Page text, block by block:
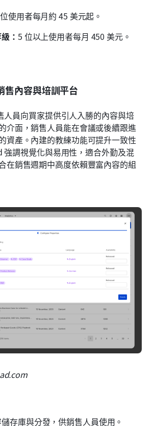
使用者每月約 45 美元起。
： 5 位以上使用者每月 450 美元。
內容與培訓平台
員向買家提供引人入勝的內容與培
介面，銷售人員能在會議或後續跟進
資產。內建的教練功能可提升一致性
調視覺化與易用性，適合外勤及混
在銷售週期中高度依賴豐富內容的組
存庫與分發，供銷售人員使用。